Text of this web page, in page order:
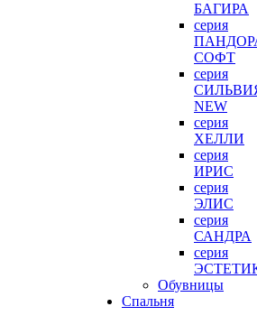
БАГИРА
серия
СОФТ
серия
NEW
серия
ХЕЛЛИ
серия
ИРИС
серия
ЭЛИС
серия
САНДРА
серия
Обувницы
Спальня